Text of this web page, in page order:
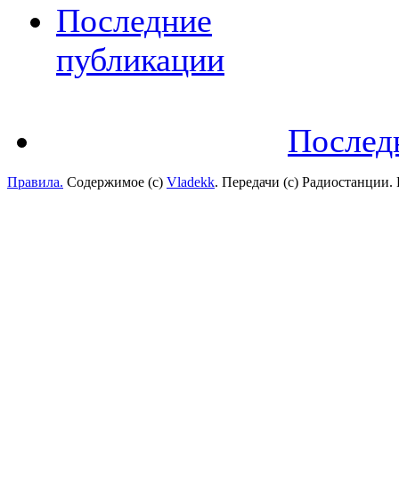
Последние
публикации
Правила. Содержимое (с) Vladekk. Передачи (с)